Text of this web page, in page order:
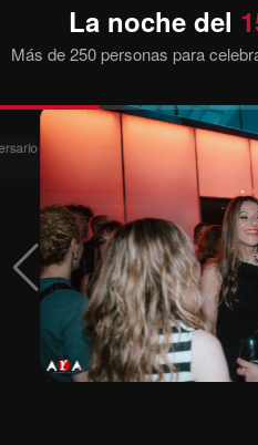
La noche del
Más de 250 personas para